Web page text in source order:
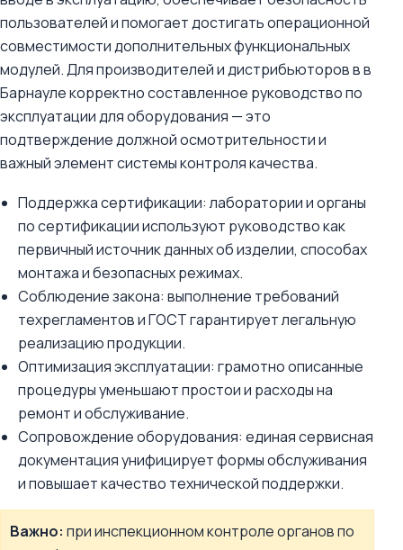
пользователей и помогает достигать операционной
совместимости дополнительных функциональных
модулей. Для производителей и дистрибьюторов в в
Барнауле корректно составленное руководство по
эксплуатации для оборудования — это
подтверждение должной осмотрительности и
важный элемент системы контроля качества.
Поддержка сертификации: лаборатории и органы
по сертификации используют руководство как
первичный источник данных об изделии, способах
монтажа и безопасных режимах.
Соблюдение закона: выполнение требований
техрегламентов и ГОСТ гарантирует легальную
реализацию продукции.
Оптимизация эксплуатации: грамотно описанные
процедуры уменьшают простои и расходы на
ремонт и обслуживание.
Сопровождение оборудования: единая сервисная
документация унифицирует формы обслуживания
и повышает качество технической поддержки.
Важно: при инспекционном контроле органов по